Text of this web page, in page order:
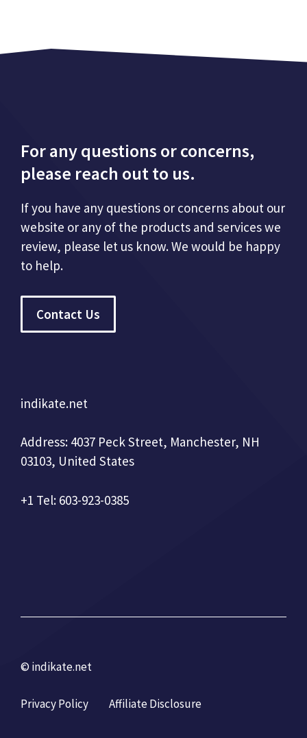
For any questions or concerns,
please reach out to us.
If you have any questions or concerns about our
website or any of the products and services we
review, please let us know. We would be happy
to help.
Contact Us
indikate.net
Address: 4037 Peck Street, Manchester, NH
03103, United States
+1 Tel: 603-923-0385
© indikate.net
Privacy Policy Affiliate Disclosure